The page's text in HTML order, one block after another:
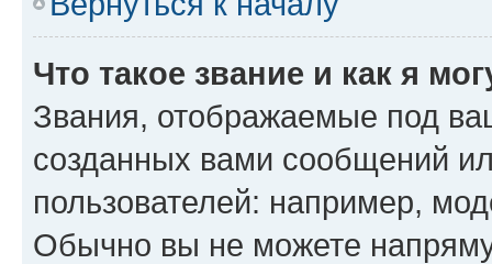
Что такое звание и как я
Звания, отображаемые под
созданных вами сообщений
пользователей: например,
Обычно вы не можете